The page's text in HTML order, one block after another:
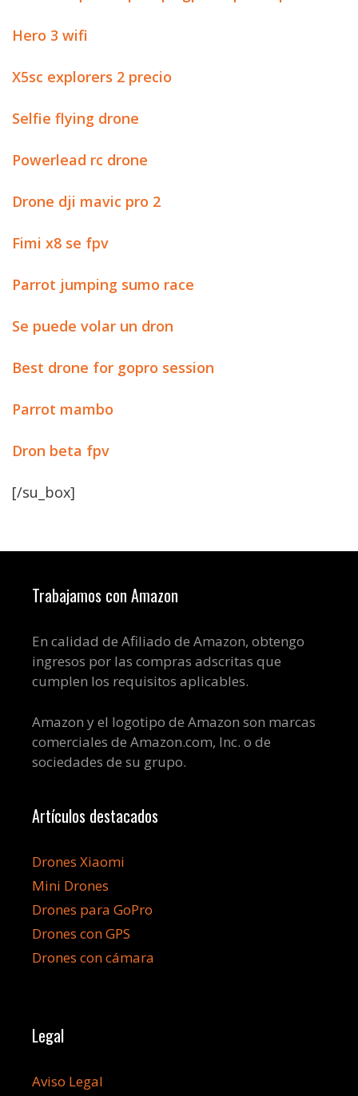
Hero 3 wifi
X5sc explorers 2 precio
Selfie flying drone
Powerlead rc drone
Drone dji mavic pro 2
Fimi x8 se fpv
Parrot jumping sumo race
Se puede volar un dron
Best drone for gopro session
Parrot mambo
Dron beta fpv
[/su_box]
Trabajamos con Amazon
En calidad de Afiliado de Amazon, obtengo
ingresos por las compras adscritas que
cumplen los requisitos aplicables.
Amazon y el logotipo de Amazon son marcas
comerciales de Amazon.com, Inc. o de
sociedades de su grupo.
Artículos destacados
Drones Xiaomi
Mini Drones
Drones para GoPro
Drones con GPS
Drones con cámara
Legal
Aviso Legal